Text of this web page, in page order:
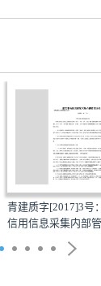
青建质字[2017]3号
信用信息采集内部管